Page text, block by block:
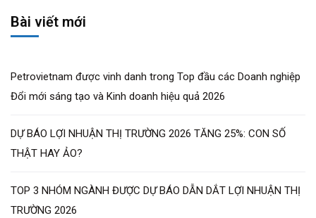
Bài viết mới
Petrovietnam được vinh danh trong Top đầu các Doanh nghiệp
Đổi mới sáng tạo và Kinh doanh hiệu quả 2026
DỰ BÁO LỢI NHUẬN THỊ TRƯỜNG 2026 TĂNG 25%: CON SỐ
THẬT HAY ẢO?
TOP 3 NHÓM NGÀNH ĐƯỢC DỰ BÁO DẪN DẮT LỢI NHUẬN THỊ
TRƯỜNG 2026